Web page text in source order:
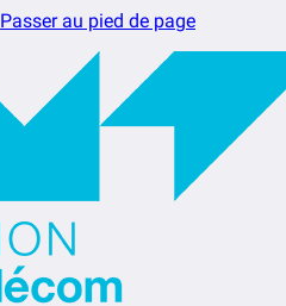
Passer au pied de page